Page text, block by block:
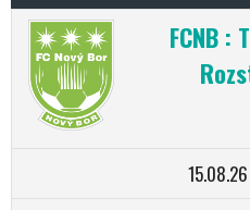
FCNB :